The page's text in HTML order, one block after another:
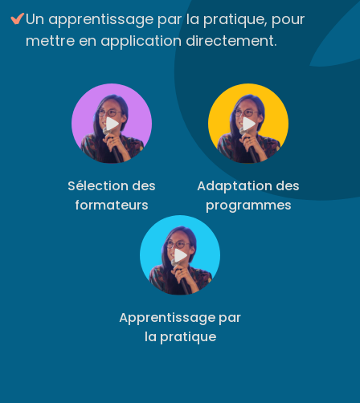
Un apprentissage par la pratique, pour
mettre en application directement.
Sélection des
formateurs
Adaptation des
programmes
Apprentissage par
la pratique